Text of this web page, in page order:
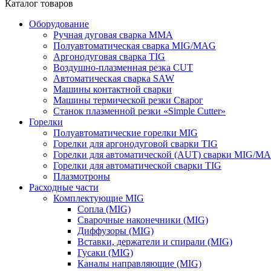
Каталог товаров
Оборудование
Ручная дуговая сварка ММА
Полуавтоматическая сварка MIG/MAG
Аргонодуговая сварка TIG
Воздушно-плазменная резка CUT
Автоматическая сварка SAW
Машины контактной сварки
Машины термической резки Сварог
Станок плазменной резки «Simple Cutter»
Горелки
Полуавтоматические горелки MIG
Горелки для аргонодуговой сварки TIG
Горелки для автоматической (AUT) сварки MIG/
Горелки для автоматической сварки TIG
Плазмотроны
Расходные части
Комплектующие MIG
Сопла (MIG)
Сварочные наконечники (MIG)
Диффузоры (MIG)
Вставки, держатели и спирали (MIG)
Гусаки (MIG)
Каналы направляющие (MIG)